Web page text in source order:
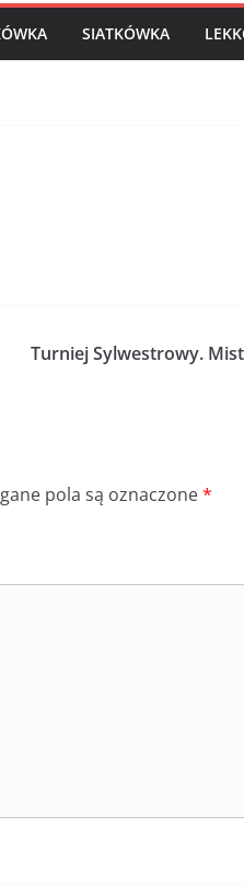
SIATKÓWKA
Turniej Sylwestrowy.
pola są oznaczone*